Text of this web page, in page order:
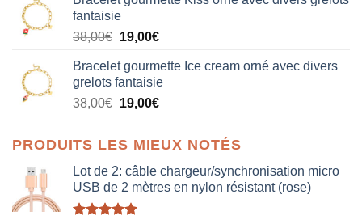
initial
était :
38,00€.
actuel
19,00€.
fantaisie
38,00€ Le
initial
était :
38,00€.
19,00€Le
actuel
est :
19,00€.
Bracelet gourmette Ice cream orné avec divers
grelots fantaisie
38,00€ Le
était :
38,00€.
19,00€Le
est :
19,00€.
PRODUITS LES MIEUX NOTÉS
Lot de 2: câble chargeur/synchronisation micro
USB de 2 mètres en nylon résistant (rose)